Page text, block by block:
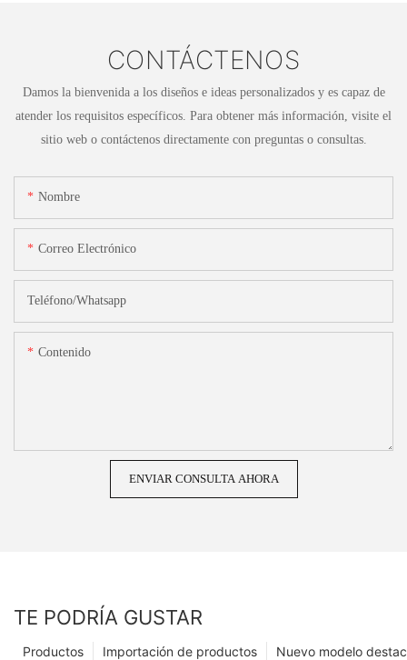
CONTÁCTENOS
Damos la bienvenida a los diseños e ideas personalizados y es capaz de
atender los requisitos específicos. Para obtener más información, visite el
sitio web o contáctenos directamente con preguntas o consultas.
Nombre
Correo Electrónico
Teléfono/whatsapp
Contenido
ENVIAR CONSULTA AHORA
TE PODRÍA GUSTAR
Nuevo modelo
Importación de productos
Productos